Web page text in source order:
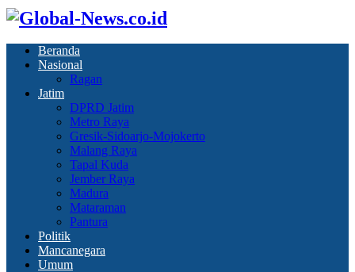
Beranda
Nasional
Ragan
Jatim
DPRD Jatim
Metro Raya
Gresik-Sidoarjo-Mojokerto
Malang Raya
Tapal Kuda
Jember Raya
Madura
Mataraman
Pantura
Politik
Mancanegara
Umum